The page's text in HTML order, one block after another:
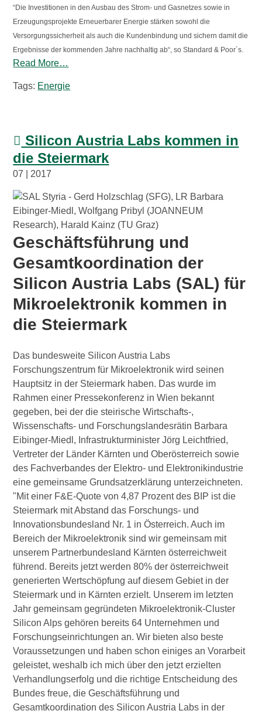
“Die Investitionen in den Ausbau des Strom- und Gasnetzes sowie in
Erzeugungsprojekte Erneuerbarer Energie stärken sowohl die
Versorgungssicherheit als auch die Kundenbindung und sichern damit die
Ergebnisse der kommenden Jahre nachhaltig ab“, so Standard & Poor´s.
Read More…
Tags: Energie
Silicon Austria Labs kommen in
die Steiermark
07 | 2017
Geschäftsführung und
Gesamtkoordination der
Silicon Austria Labs (SAL) für
Mikroelektronik kommen in
die Steiermark
Das bundesweite Silicon Austria Labs
Forschungszentrum für Mikroelektronik wird seinen
Hauptsitz in der Steiermark haben. Das wurde im
Rahmen einer Pressekonferenz in Wien bekannt
gegeben, bei der die steirische Wirtschafts-,
Wissenschafts- und Forschungslandesrätin Barbara
Eibinger-Miedl, Infrastrukturminister Jörg Leichtfried,
Vertreter der Länder Kärnten und Oberösterreich sowie
des Fachverbandes der Elektro- und Elektronikindustrie
eine gemeinsame Grundsatzerklärung unterzeichneten.
"Mit einer F&E-Quote von 4,87 Prozent des BIP ist die
Steiermark mit Abstand das Forschungs- und
Innovationsbundesland Nr. 1 in Österreich. Auch im
Bereich der Mikroelektronik sind wir gemeinsam mit
unserem Partnerbundesland Kärnten österreichweit
führend. Bereits jetzt werden 80% der österreichweit
generierten Wertschöpfung auf diesem Gebiet in der
Steiermark und in Kärnten erzielt. Unserem im letzten
Jahr gemeinsam gegründeten Mikroelektronik-Cluster
Silicon Alps gehören bereits 64 Unternehmen und
Forschungseinrichtungen an. Wir bieten also beste
Voraussetzungen und haben schon einiges an Vorarbeit
geleistet, weshalb ich mich über den jetzt erzielten
Verhandlungserfolg und die richtige Entscheidung des
Bundes freue, die Geschäftsführung und
Gesamtkoordination des Silicon Austria Labs in der